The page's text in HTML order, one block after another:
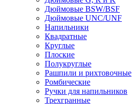
Дюймовые BSW/BSF
Дюймовые UNC/UNF
Напильники
Квадратные
Круглые
Плоские
Полукруглые
Рашпили и рихтовочные
Ромбические
Ручки для напильников
Трехгранные